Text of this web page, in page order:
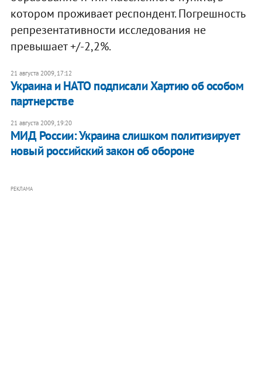
котором проживает респондент. Погрешность
репрезентативности исследования не
превышает +/-2,2%.
21 августа 2009, 17:12
Украина и НАТО подписали Хартию об особом
партнерстве
21 августа 2009, 19:20
МИД России: Украина слишком политизирует
новый российский закон об обороне
РЕКЛАМА